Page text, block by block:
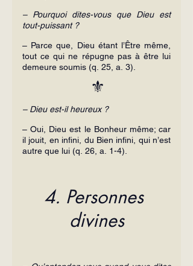
– Pourquoi dites-vous que Dieu est
tout-puissant ?
– Parce que, Dieu étant l’Être même,
tout ce qui ne répugne pas à être lui
demeure soumis (q. 25, a. 3).
⚜️
– Dieu est-il heureux ?
– Oui, Dieu est le Bonheur même; car
il jouit, en infini, du Bien infini, qui n’est
autre que lui (q. 26, a. 1-4).
4. Personnes
divines